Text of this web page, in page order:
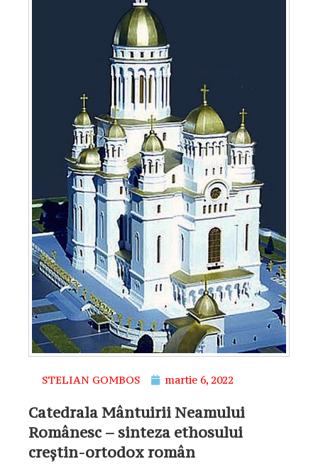
STELIAN GOMBOS martie 6, 2022
Catedrala Mântuirii Neamului
Românesc – sinteza ethosului
creştin-ortodox român